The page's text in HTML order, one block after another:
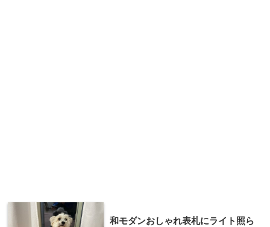
和モダンおしゃれ表札にライト照ら